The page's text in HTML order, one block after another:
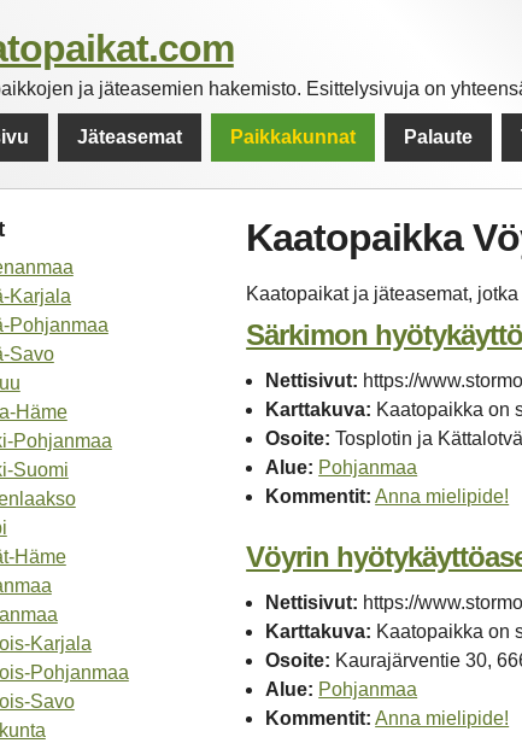
ja jäteasemien hakemisto. Esittelysivuja on
Jäteasemat Paikkakunnat Palaute
Karjala
Pohjanmaa
Savo
Häme
Pohjanmaa
Suomi
Häme
Karjala
Pohjanmaa
Savo
Kaatopaikka
Kaatopaikat ja jäteasemat,
Särkimon
Nettisivut: https://
Karttakuva: Kaatopaikka on
Osoite: Tosplotin ja
Alue: Pohjanmaa
Kommentit: Anna mielipide!
Vöyrin
Nettisivut: https://
Karttakuva: Kaatopaikka on
Osoite: Kaurajärventie 30,
Alue: Pohjanmaa
Kommentit: Anna mielipide!